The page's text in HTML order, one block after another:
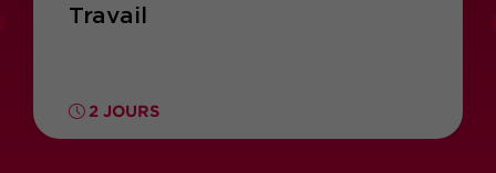
Travail
2 JOURS